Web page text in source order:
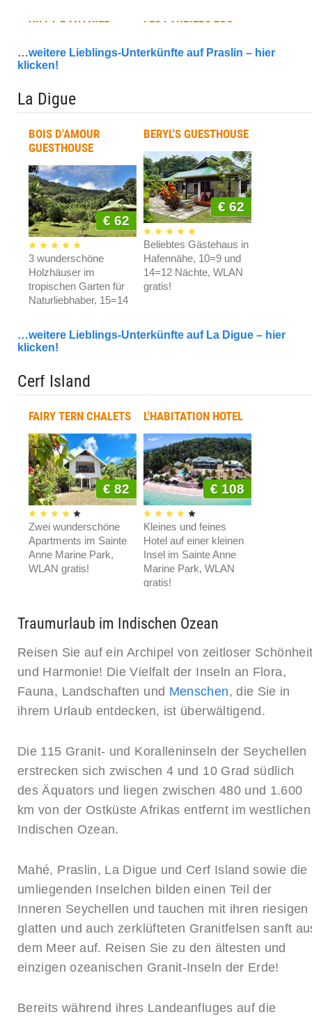
100%, großzügige
Strand und mit Pool,
WLAN gratis!
VILLA BANANIER
Liebevoll geführte
Pension am beliebten
Badestrand Anse
Volbert/Cote d'Or, 10=9
Nächte, WLAN gratis!
LES LAURIERS ECO
€ 160
Elegantes und
individuelles Eco-Hotel
mit Pool am beliebten
Badestrand Anse
Volbert, WLAN gratis!
…weitere Lieblings-Unterkünfte auf Praslin – hier
klicken!
La Digue
BOIS D'AMOUR
GUESTHOUSE
€ 62
3 wunderschöne
Holzhäuser im
tropischen Garten für
Naturliebhaber, 15=14
BERYL'S GUESTHOUSE
€ 62
Beliebtes Gästehaus in
Hafennähe, 10=9 und
14=12 Nächte, WLAN
gratis!
Bungalows mit Top
Service, WLAN gratis!
ANSE SEVERE BEACH
VILLA
€ 115
Apartments am
Traumstrand Anse
…weitere Lieblings-Unterkünfte auf La Digue – hier
klicken!
Cerf Island
FAIRY TERN CHALETS
€ 82
Zwei wunderschöne
Apartments im Sainte
Anne Marine Park,
WLAN gratis!
L'HABITATION HOTEL
€ 108
Kleines und feines
Hotel auf einer kleinen
Insel im Sainte Anne
Marine Park, WLAN
gratis!
Traumurlaub im Indischen Ozean
Reisen Sie auf ein Archipel von zeitloser
und Harmonie! Die Vielfalt der Inseln an Flora,
Fauna, Landschaften und Menschen, die Sie in
ihrem Urlaub entdecken, ist überwältigend.
Die 115 Granit- und Koralleninseln der Seychellen
erstrecken sich zwischen 4 und 10 Grad südlich
des Äquators und liegen zwischen 480 und 1.600
km von der Ostküste Afrikas entfernt im westlichen
Indischen Ozean.
Mahé, Praslin, La Digue und Cerf Island sowie die
umliegenden Inselchen bilden einen Teil der
Inneren Seychellen und tauchen mit ihren riesigen
glatten und auch zerklüfteten Granitfelsen sanft
dem Meer auf. Reisen Sie zu den ältesten und
einzigen ozeanischen Granit-Inseln der Erde!
Bereits während ihres Landeanfluges auf die